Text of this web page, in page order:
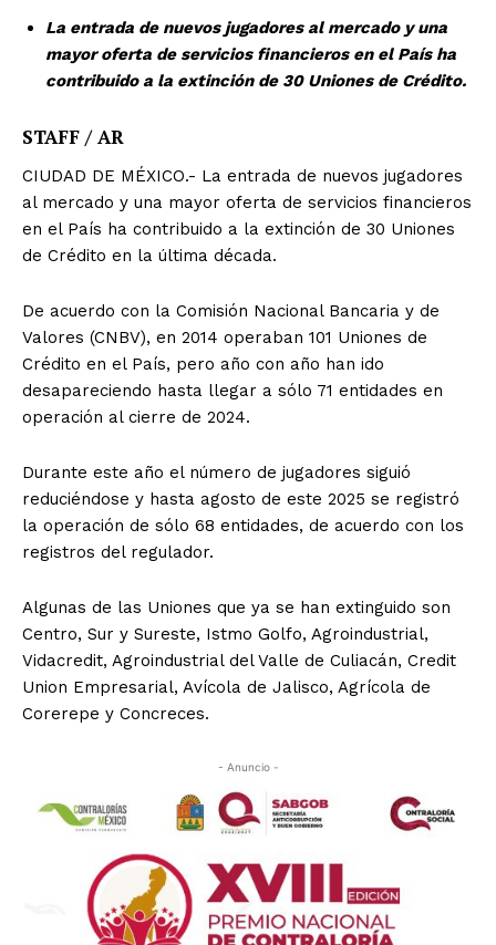
La entrada de nuevos jugadores al mercado y una
mayor oferta de servicios financieros en el País ha
contribuido a la extinción de 30 Uniones de Crédito.
STAFF / AR
CIUDAD DE MÉXICO.- La entrada de nuevos jugadores
al mercado y una mayor oferta de servicios financieros
en el País ha contribuido a la extinción de 30 Uniones
de Crédito en la última década.
De acuerdo con la Comisión Nacional Bancaria y de
Valores (CNBV), en 2014 operaban 101 Uniones de
Crédito en el País, pero año con año han ido
desapareciendo hasta llegar a sólo 71 entidades en
operación al cierre de 2024.
Durante este año el número de jugadores siguió
reduciéndose y hasta agosto de este 2025 se registró
la operación de sólo 68 entidades, de acuerdo con los
registros del regulador.
Algunas de las Uniones que ya se han extinguido son
Centro, Sur y Sureste, Istmo Golfo, Agroindustrial,
Vidacredit, Agroindustrial del Valle de Culiacán, Credit
Union Empresarial, Avícola de Jalisco, Agrícola de
Corerepe y Concreces.
- Anuncio -